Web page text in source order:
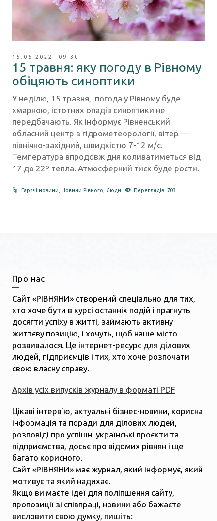
15.05.2022 09:30
15 травня: яку погоду в Рівному
обіцяють синоптики
У неділю, 15 травня, погода у Рівному буде
хмарною, істотних опадів синоптики не
передбачають. Як інформує Рівненський
обласний центр з гідрометеорології, вітер —
північно-західний, швидкістю 7-12 м/с.
Температура впродовж дня коливатиметься від
17 до 22º тепла. Атмосферний тиск буде рости.
Гарячі новини ,Новини Рівного Люди Переглядів: 703
Про нас
Сайт «РІВНЯНИ» створений спеціально для тих,
хто хоче бути в курсі останніх подій і прагнуть
досягти успіху в житті, займають активну
життєву позицію, і хочуть, щоб наше місто
розвивалося. Це інтернет-ресурс для ділових
людей, підприємців і тих, хто хоче розпочати
свою власну справу.
Архів усіх випусків журналу в форматі PDF
Цікаві інтерв’ю, актуальні бізнес-новини, корисна
інформація та поради для ділових людей,
розповіді про успішні українські проєкти та
підприємства, досьє про відомих рівнян і ще
багато корисного.
Сайт «РІВНЯНИ» має журнал, який інформує, який
мотивує та який надихає.
Якщо ви маєте ідеї для поліпшення сайту,
пропозиції зі співпраці, новини або бажаєте
висловити свою думку, пишіть: